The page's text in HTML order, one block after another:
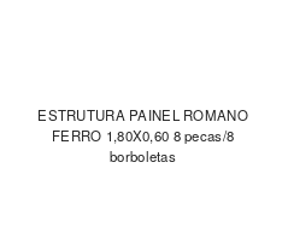
ESTRUTURA PAINEL ROMANO
FERRO 1,80X0,60 8 pecas/8
borboletas